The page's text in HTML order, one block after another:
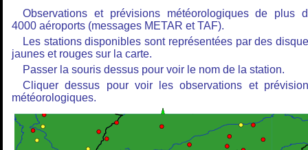
Observations et prévisions météorologiques de plus
4000 aéroports (messages METAR et TAF).
Les stations disponibles sont représentées par des
jaunes et rouges sur la carte.
Passer la souris dessus pour voir le nom de la station.
Cliquer dessus pour voir les observations et
météorologiques.